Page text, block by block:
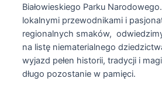
Białowieskiego Parku
lokalnymi przewodnikami i
regionalnych smaków,
na listę niematerialnego
wyjazd pełen historii, tradycji i
długo pozostanie w pamięci.